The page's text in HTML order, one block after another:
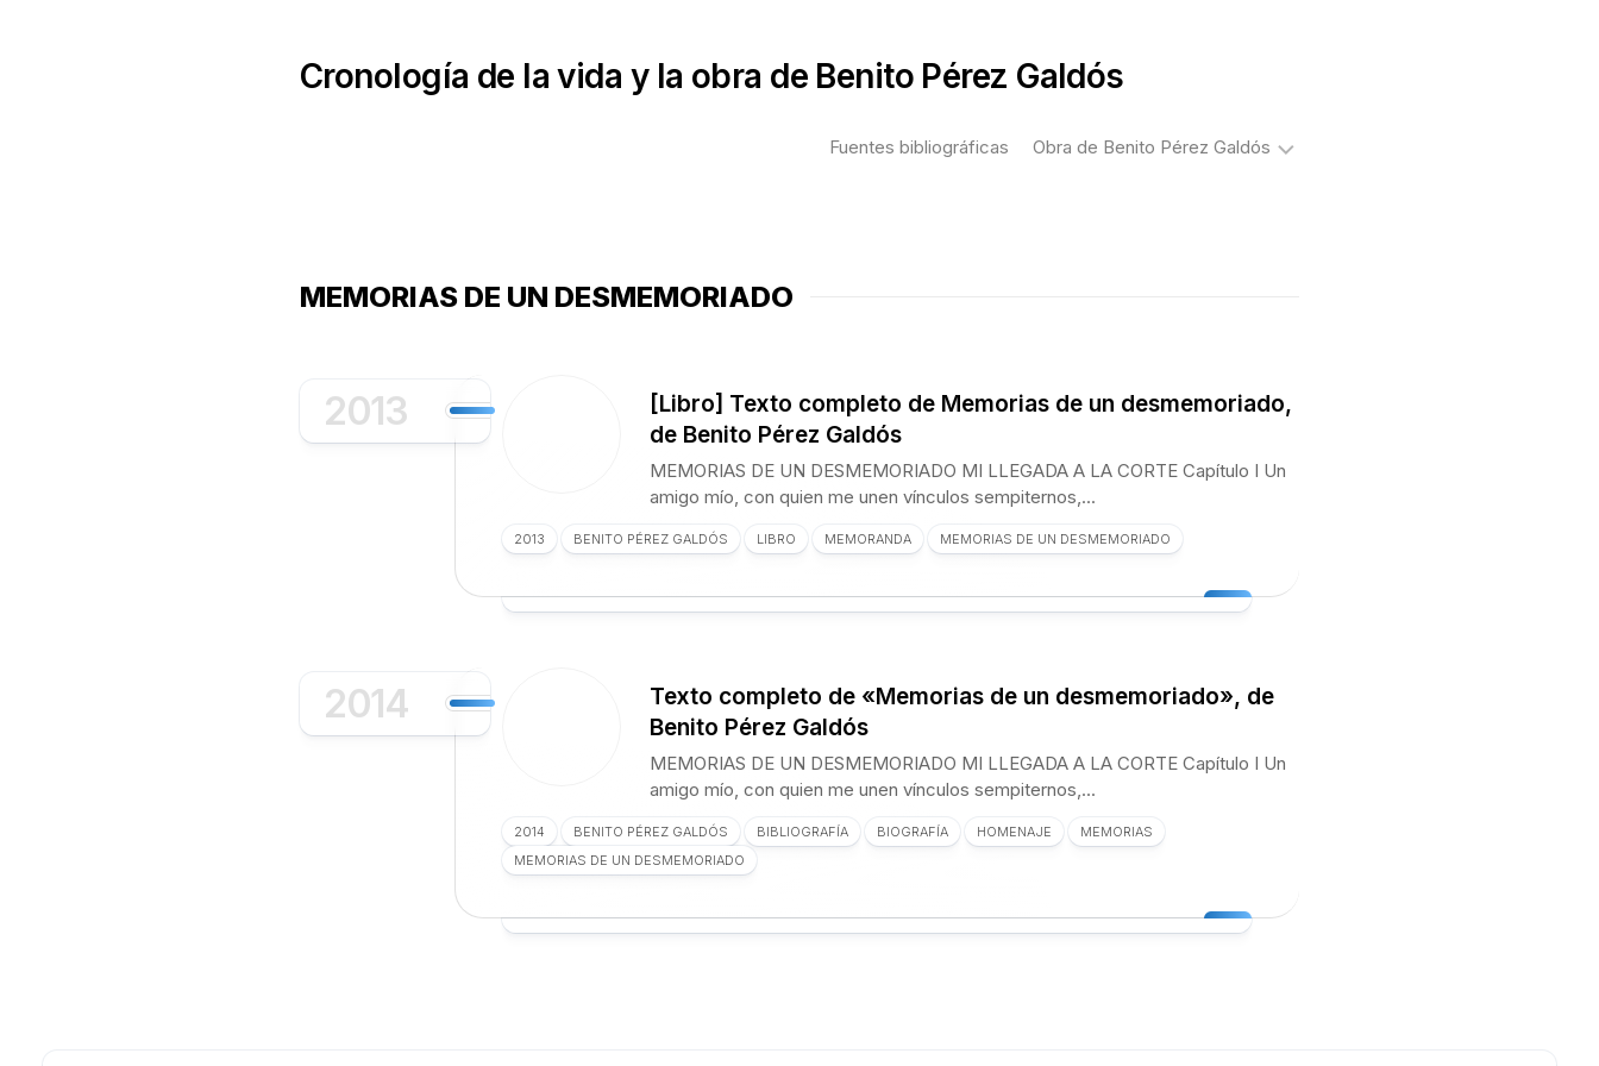
Cronología de la vida y la obra de Benito Pérez Galdós
Fuentes bibliográficas Obra de Benito Pérez Galdós
de
Galdós
MEMORIAS DE UN DESMEMORIADO
2013
[Libro] Texto completo de Memorias de un desmemoriado,
de Benito Pérez Galdós
MEMORIAS DE UN DESMEMORIADO MI LLEGADA A LA CORTE Capítulo I Un
amigo mío, con quien me unen vínculos sempiternos,...
2013 BENITO PÉREZ GALDÓS LIBRO MEMORANDA MEMORIAS DE UN DESMEMORIADO
2014
Texto completo de «Memorias de un desmemoriado», de
Benito Pérez Galdós
MEMORIAS DE UN DESMEMORIADO MI LLEGADA A LA CORTE Capítulo I Un
amigo mío, con quien me unen vínculos sempiternos,...
2014 BENITO PÉREZ GALDÓS BIBLIOGRAFÍA BIOGRAFÍA HOMENAJE
MEMORIAS
MEMORIAS DE UN DESMEMORIADO